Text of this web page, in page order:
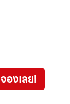
จองเลย!